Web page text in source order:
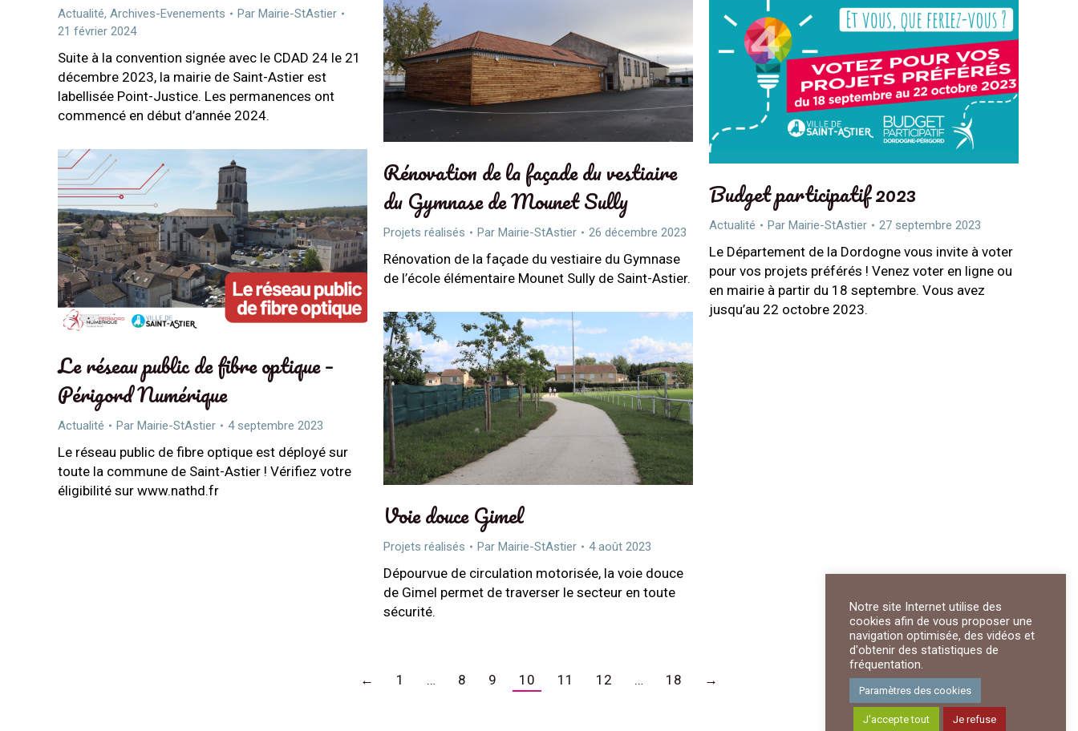
Actualité, Archives-Evenements Par Mairie-StAstier
21 février 2024
Suite à la convention signée avec le CDAD 24 le 21
décembre 2023, la mairie de Saint-Astier est
labellisée Point-Justice. Les permanences ont
commencé en début d’année 2024.
Rénovation de la façade du vestiaire
du Gymnase de Mounet Sully
Projets réalisés Par Mairie-StAstier 26 décembre 2023
Rénovation de la façade du vestiaire du Gymnase
de l’école élémentaire Mounet Sully de Saint-Astier.
Budget participatif 2023
Actualité Par Mairie-StAstier 27 septembre 2023
Le Département de la Dordogne vous invite à voter
pour vos projets préférés ! Venez voter en ligne ou
en mairie à partir du 18 septembre. Vous avez
jusqu’au 22 octobre 2023.
Le réseau public de fibre optique –
Périgord Numérique
Actualité Par Mairie-StAstier 4 septembre 2023
Le réseau public de fibre optique est déployé sur
toute la commune de Saint-Astier ! Vérifiez votre
éligibilité sur www.nathd.fr
Voie douce Gimel
Projets réalisés Par Mairie-StAstier 4 août 2023
Dépourvue de circulation motorisée, la voie douce
de Gimel permet de traverser le secteur en toute
sécurité.
← 1 … 8 9 10 11 12 … 18 →
Notre site Internet utilise des
cookies afin de vous proposer une
navigation optimisée, des vidéos et
d'obtenir des statistiques de
fréquentation.
Paramètres des cookies
J'accepte tout Je refuse